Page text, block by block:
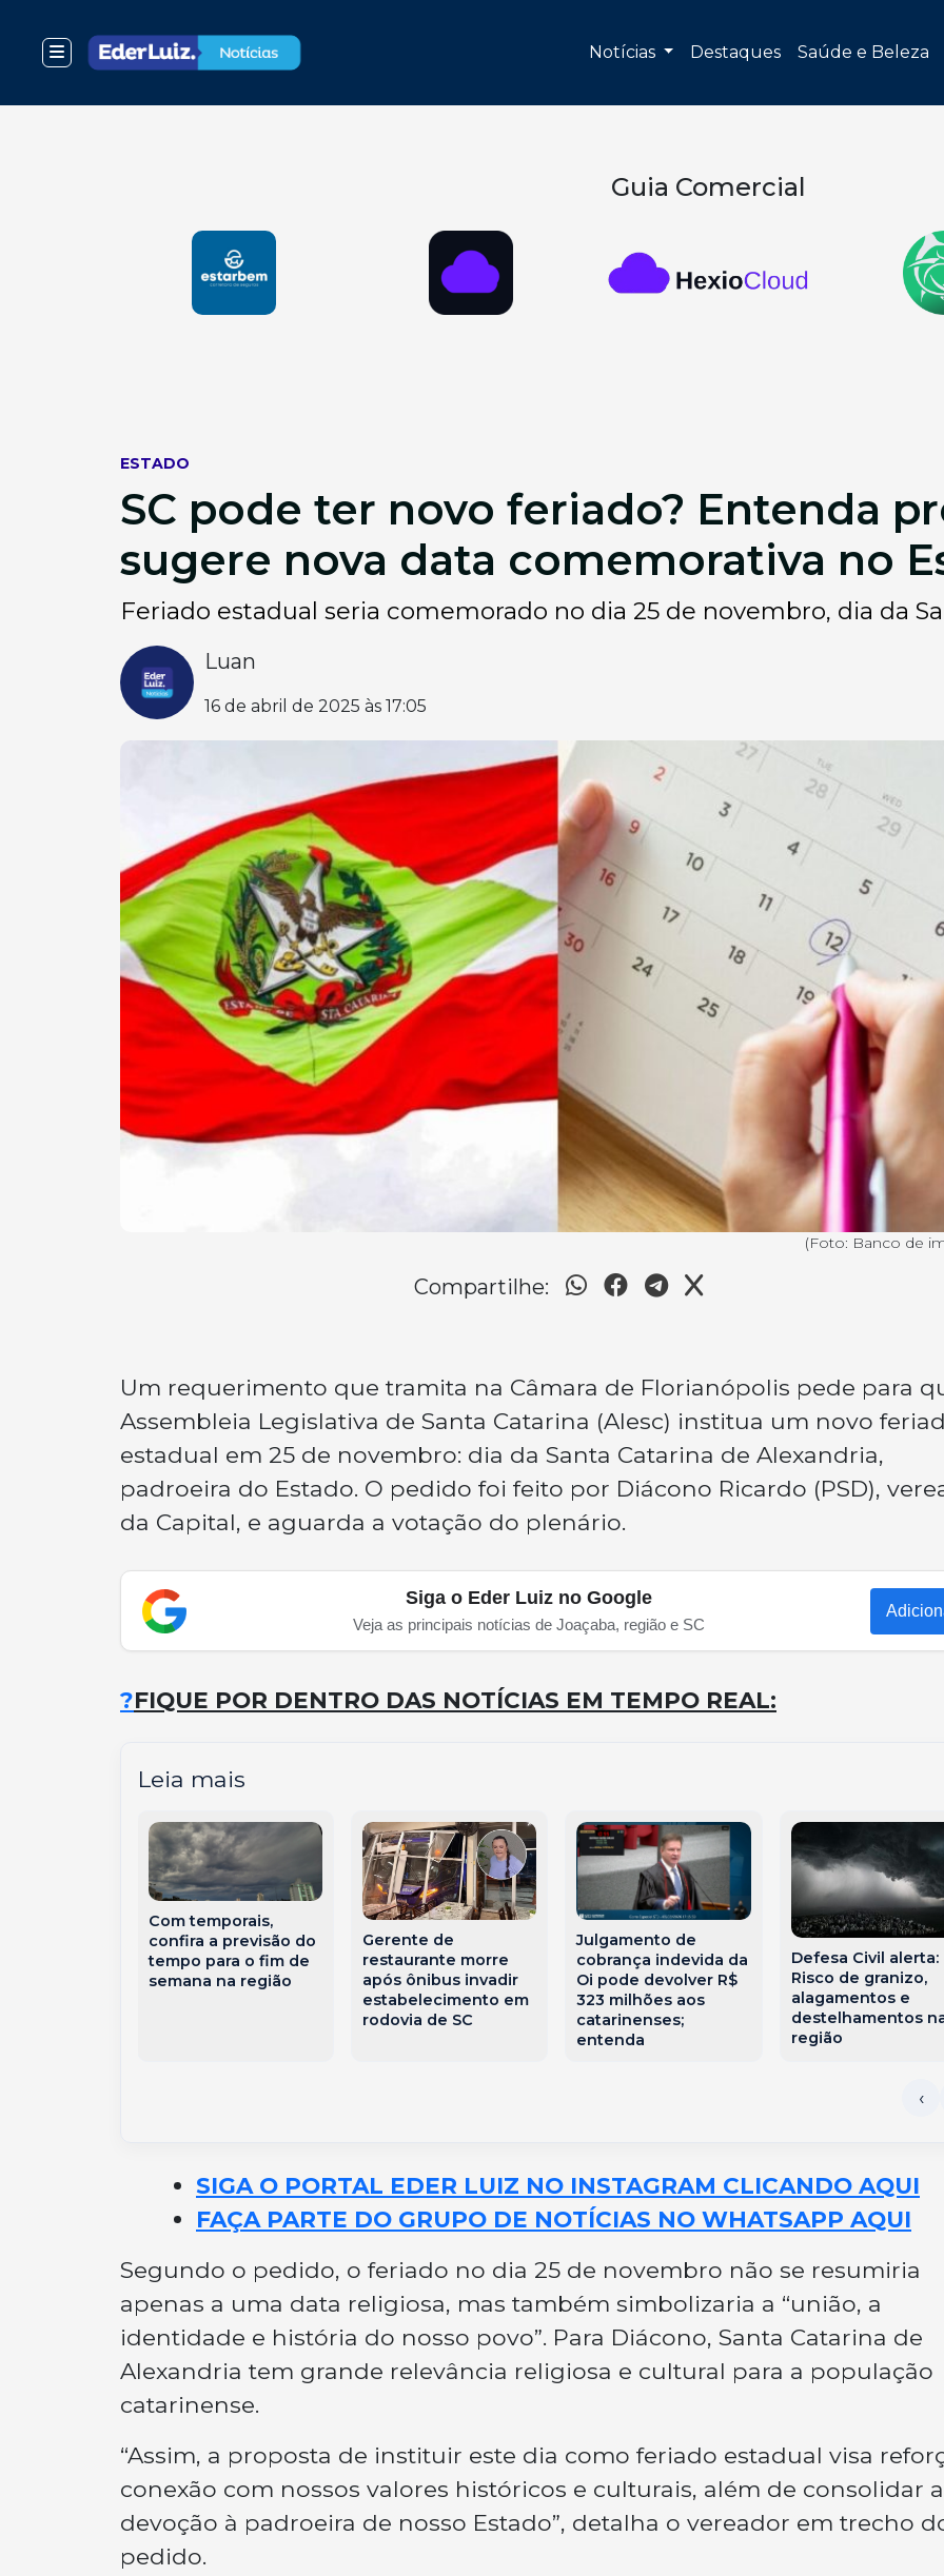
Notícias Destaques Saúde e Beleza
Guia Comercial
ESTADO
SC pode ter novo feriado? Entenda
sugere nova data comemorativa no
Feriado estadual seria comemorado no dia 25 de novembro, dia da
Luan
16 de abril de 2025 às 17:05
(Foto: Banco de
Compartilhe:
Um requerimento que tramita na Câmara de Florianópolis pede para
Assembleia Legislativa de Santa Catarina (Alesc) institua um novo
estadual em 25 de novembro: dia da Santa Catarina de Alexandria,
padroeira do Estado. O pedido foi feito por Diácono Ricardo (PSD),
da Capital, e aguarda a votação do plenário.
Siga o Eder Luiz no Google
Veja as principais notícias de Joaçaba, região e SC
?FIQUE POR DENTRO DAS NOTÍCIAS EM TEMPO REAL:
Leia mais
Com temporais,
confira a previsão do
tempo para o fim de
semana na região
Gerente de
restaurante morre
após ônibus invadir
estabelecimento em
rodovia de SC
Julgamento de
cobrança indevida da
Oi pode devolver R$
323 milhões aos
catarinenses;
entenda
Defesa Civil alerta:
Risco de granizo,
alagamentos e
destelhamentos
região
SIGA O PORTAL EDER LUIZ NO INSTAGRAM CLICANDO AQUI
FAÇA PARTE DO GRUPO DE NOTÍCIAS NO WHATSAPP AQUI
Segundo o pedido, o feriado no dia 25 de novembro não se resumiria
apenas a uma data religiosa, mas também simbolizaria a “união, a
identidade e história do nosso povo”. Para Diácono, Santa Catarina de
Alexandria tem grande relevância religiosa e cultural para a população
catarinense.
“Assim, a proposta de instituir este dia como feriado estadual visa
conexão com nossos valores históricos e culturais, além de consolidar a
devoção à padroeira de nosso Estado”, detalha o vereador em trecho
pedido.